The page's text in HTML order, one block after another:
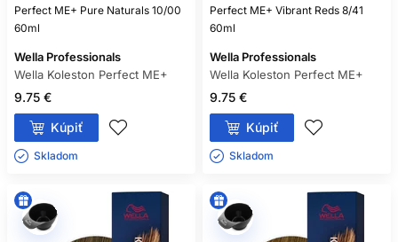
Perfect ME+ Pure Naturals 10/00
60ml
Wella Professionals
Wella Koleston Perfect ME+
9.75 €
Kúpiť
Skladom ㅤ
Perfect ME+ Vibrant Reds 8/41
60ml
Wella Professionals
Wella Koleston Perfect ME+
9.75 €
Kúpiť
Skladom ㅤ